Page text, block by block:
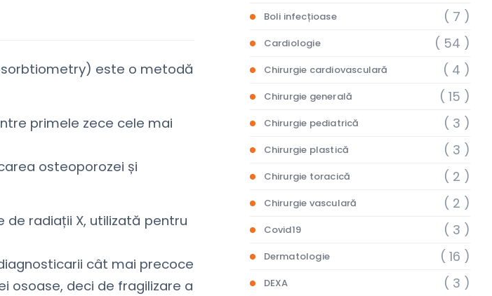
este o metodă
primele zece cele mai
osteoporozei și
radiații X, utilizată pentru
cât mai precoce
osoase, deci de fragilizare a
Boli infecțioase ( 7 )
Cardiologie ( 54 )
Chirurgie cardiovasculară ( 4 )
Chirurgie generală ( 15 )
Chirurgie pediatrică ( 3 )
Chirurgie plastică ( 3 )
Chirurgie toracică ( 2 )
Chirurgie vasculară ( 2 )
Covid19 ( 3 )
Dermatologie ( 16 )
DEXA ( 3 )